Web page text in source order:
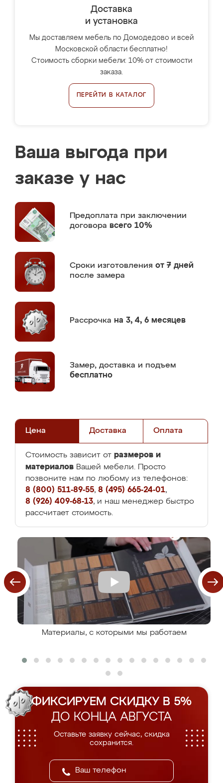
Доставка
и установка
Мы доставляем мебель по Домодедово и всей
Московской области бесплатно!
Стоимость сборки мебели: 10% от стоимости
заказа.
ПЕРЕЙТИ В КАТАЛОГ
Ваша выгода при
заказе у нас
Предоплата при заключении
договора всего 10%
Сроки изготовления от 7 дней
после замера
Рассрочка на 3, 4, 6 месяцев
Замер, доставка и подъем
бесплатно
Цена Доставка Оплата
Стоимость зависит от размеров и
материалов Вашей мебели. Просто
позвоните нам по любому из телефонов:
8 (800) 511-89-55, 8 (495) 665-24-01,
8 (926) 409-68-13, и наш менеджер быстро
рассчитает стоимость.
Материалы, с которыми мы работаем
ФИКСИРУЕМ СКИДКУ В 5%
ДО КОНЦА АВГУСТА
Оставьте заявку сейчас, скидка
сохранится.